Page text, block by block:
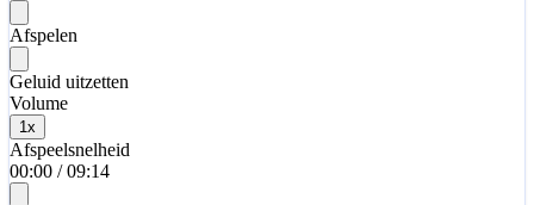
Afspelen
Geluid uitzetten
Volume
1 x
Afspeelsnelheid
00:00 / 09:14